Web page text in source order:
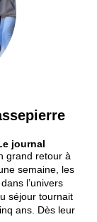
journal
grand retour à
semaine, les
l’univers
séjour tournait
ans. Dès leur